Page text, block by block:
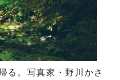
る。写真家・野川かさ